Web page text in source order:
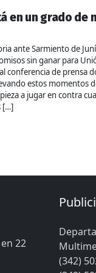
en un grado de
ante Sarmiento de
sin ganar para
conferencia de prensa
estos momentos
a jugar en contra
[…]
22
(342)